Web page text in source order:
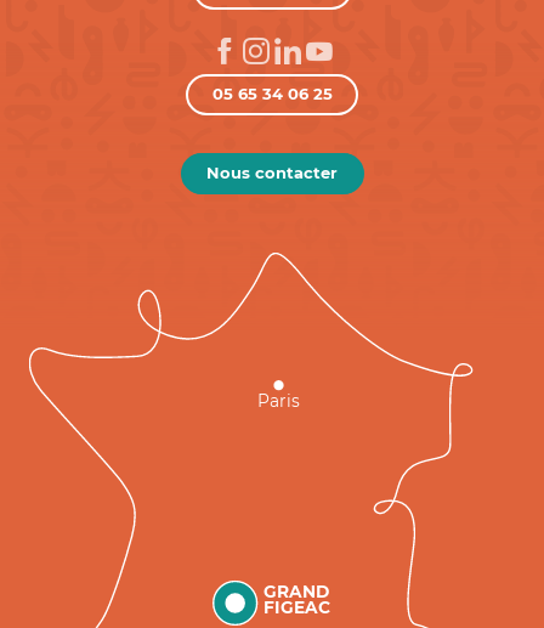
05 65 34 06 25
Nous contacter
GRAND
FIGEAC
Paris